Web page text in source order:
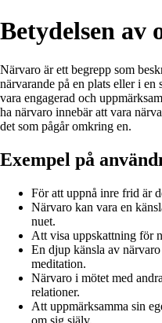
Betydelsen av
Närvaro är ett begrepp som
närvarande på en plats eller i
vara engagerad och
ha närvaro innebär att vara
det som pågår omkring en.
Exempel på
För att uppnå inre frid är
Närvaro kan vara en
nuet.
Att visa uppskattning för
En djup känsla av
meditation.
Närvaro i mötet med
relationer.
Att uppmärksamma sin
om sig själv.